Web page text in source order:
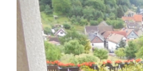
Balkon